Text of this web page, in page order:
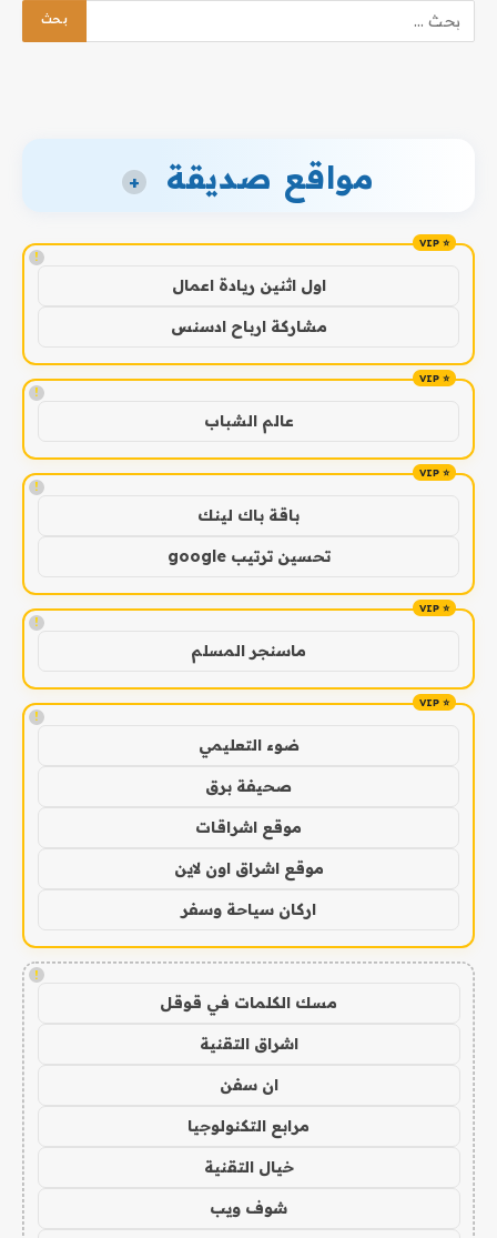
مواقع صديقة +
!
اول اثنين ريادة اعمال
مشاركة ارباح ادسنس
!
عالم الشباب
!
باقة باك لينك
تحسين ترتيب google
!
ماسنجر المسلم
!
ضوء التعليمي
صحيفة برق
موقع اشراقات
موقع اشراق اون لاين
اركان سياحة وسفر
!
مسك الكلمات في قوقل
اشراق التقنية
ان سفن
مرابع التكنولوجيا
خيال التقنية
شوف ويب